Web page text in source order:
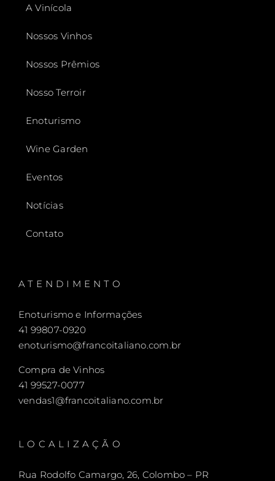
A Vinícola
Nossos Vinhos
Nossos Prêmios
Nosso Terroir
Enoturismo
Wine Garden
Eventos
Notícias
Contato
ATENDIMENTO
Enoturismo e Informações
41 99807-0920
enoturismo@francoitaliano.com.br
Compra de Vinhos
41 99527-0077
vendas1@francoitaliano.com.br
LOCALIZAÇÃO
Rua Rodolfo Camargo, 26, Colombo – PR